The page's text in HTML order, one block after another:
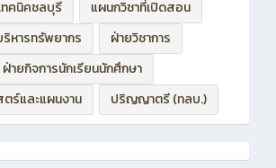
เทคนิคชลบุรี
แผนกวิชาที่เปิดสอน
ริหารทรัพยากร
ฝ่ายวิชาการ
ฝ่ายกิจการนักเรียนนักศึกษา
ร์และแผนงาน
ปริญญาตรี (ทลบ.)